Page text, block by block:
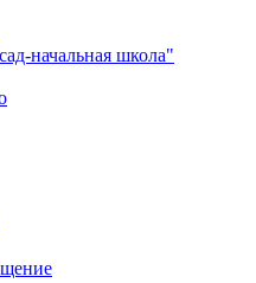
начальная школа"